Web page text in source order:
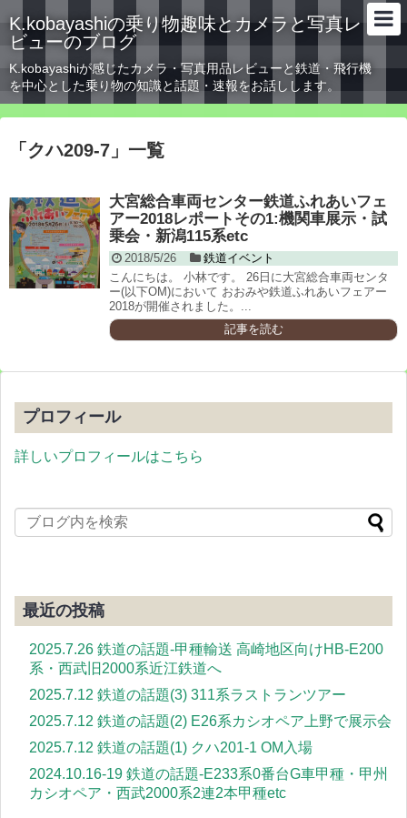
K.kobayashiの乗り物趣味とカメラと写真レ
ビューのブログ
K.kobayashiが感じたカメラ・写真用品レビューと鉄道・飛行機
を中心とした乗り物の知識と話題・速報をお話しします。
「 クハ209-7 」 一覧
大宮総合車両センター鉄道ふれあいフェ
アー2018レポートその1:機関車展示・試
乗会・新潟115系etc
2018/5/26
鉄道イベント
こんにちは。 小林です。 26日に大宮総合車両センタ
ー(以下OM)において おおみや鉄道ふれあいフェアー
2018が開催されました。...
記事を読む
プロフィール
詳しいプロフィールはこちら
最近の投稿
2025.7.26 鉄道の話題-甲種輸送 高崎地区向けHB-E200
系・西武旧2000系近江鉄道へ
2025.7.12 鉄道の話題(3) 311系ラストランツアー
2025.7.12 鉄道の話題(2) E26系カシオペア上野で展示会
2025.7.12 鉄道の話題(1) クハ201-1 OM入場
2024.10.16-19 鉄道の話題-E233系0番台G車甲種・甲州
カシオペア・西武2000系2連2本甲種etc